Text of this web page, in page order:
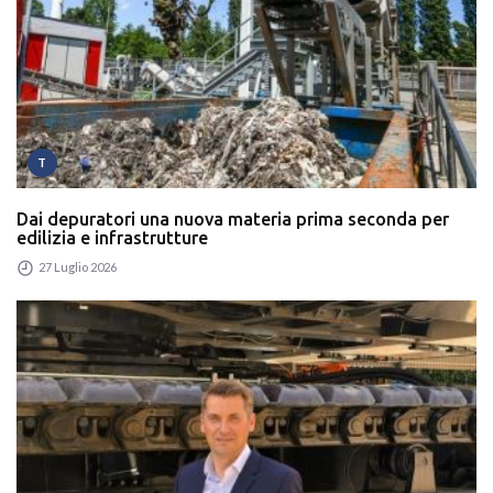
T
Dai depuratori una nuova materia prima seconda per
edilizia e infrastrutture
27 Luglio 2026